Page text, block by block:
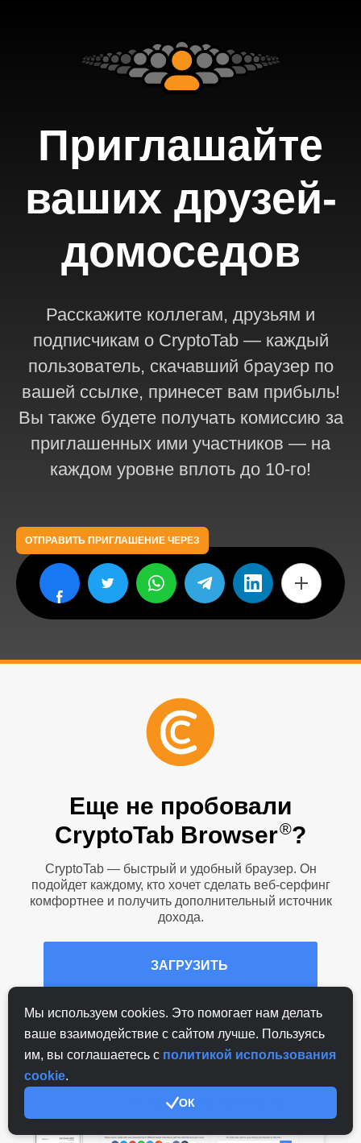
Мы используем cookies. Это помогает нам делать
ваше взаимодействие с сайтом лучше. Пользуясь
им, вы соглашаетесь с политикой использования
cookie.
ОК
Приглашайте
ваших друзей-
домоседов
Расскажите коллегам, друзьям и
подписчикам о CryptoTab — каждый
пользователь, скачавший браузер по
вашей ссылке, принесет вам прибыль!
Вы также будете получать комиссию за
приглашенных ими участников — на
каждом уровне вплоть до 10-го!
ОТПРАВИТЬ ПРИГЛАШЕНИЕ ЧЕРЕЗ
Еще не пробовали
CryptoTab Browser®?
CryptoTab — быстрый и удобный браузер. Он
подойдет каждому, кто хочет сделать веб-серфинг
комфортнее и получить дополнительный источник
дохода.
ЗАГРУЗИТЬ